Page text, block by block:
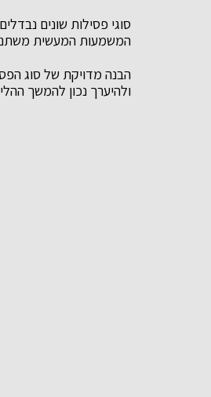
סוגי פסילות שונים
המשמעות המעשית
הבנה מדויקת של סוג
ולהיערך נכון להמשך